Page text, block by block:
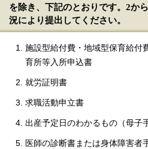
を除き、下記のとおりです。2か
況により提出してください。
施設型給付費・地域型保育給
育所等入所申込書
就労証明書
求職活動申立書
出産予定日のわかるもの（母子
医師の診断書または身体障害者